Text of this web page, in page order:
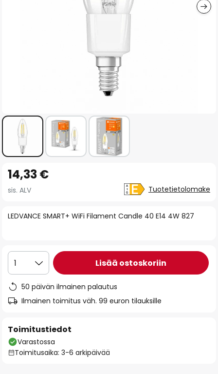
to
the
of
gallery
LEDVANCE SMART+ WiFi Filament Candle 40 E14 4W 827
14,33 €
sis. ALV Tuotetietolomake
1 Lisää ostoskoriin
50 päivän ilmainen palautus
Ilmainen toimitus väh. 99 euron tilauksille
Toimitustiedot
Varastossa
Toimitusaika: 3-6 arkipäivää